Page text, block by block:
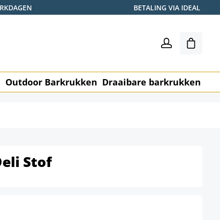
BETALING VIA IDEAL
Outdoor Barkrukken Draaibare barkrukken
Stof